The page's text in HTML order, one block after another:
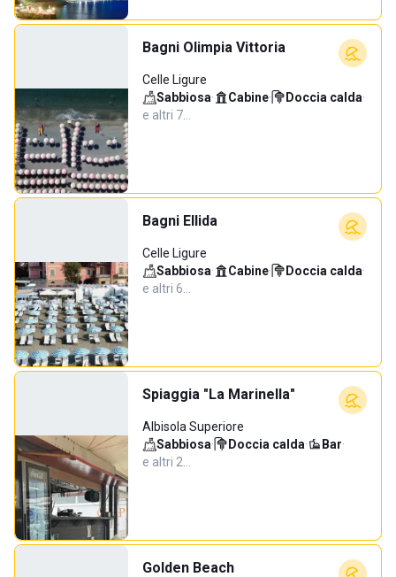
Bagni Olimpia Vittoria
Celle Ligure
Sabbiosa· Cabine· Doccia calda·
e altri 7…
Bagni Ellida
Celle Ligure
Sabbiosa· Cabine· Doccia calda·
e altri 6…
Spiaggia "La Marinella"
Albisola Superiore
Sabbiosa· Doccia calda· Bar·
e altri 2…
Golden Beach